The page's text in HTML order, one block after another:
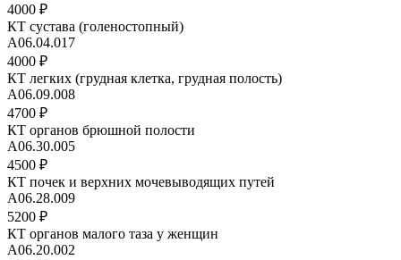
4000 ₽
КТ сустава (голеностопный)
А06.04.017
4000 ₽
КТ легких (грудная клетка, грудная полость)
A06.09.008
4700 ₽
КТ органов брюшной полости
А06.30.005
4500 ₽
КТ почек и верхних мочевыводящих путей
A06.28.009
5200 ₽
КТ органов малого таза у женщин
А06.20.002